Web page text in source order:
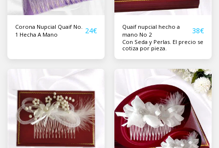
Corona Nupcial Quaif No.
1 Hecha A Mano
24€
Quaif nupcial hecho a
mano No 2
38€
Con Seda y Perlas. El precio se
cotiza por pieza.